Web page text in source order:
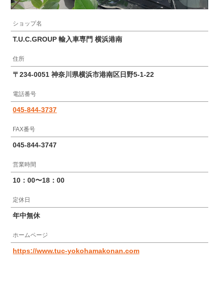
ショップ名
T.U.C.GROUP 輸入車専門 横浜港南
住所
〒234-0051 神奈川県横浜市港南区日野5-1-22
電話番号
045-844-3737
FAX番号
045-844-3747
営業時間
10：00〜18：00
定休日
年中無休
ホームページ
https://www.tuc-yokohamakonan.com